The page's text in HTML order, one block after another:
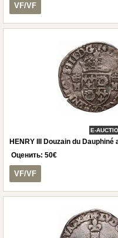
VF/VF
E-
HENRY III Douzain du
Оценить: 50€
VF/VF